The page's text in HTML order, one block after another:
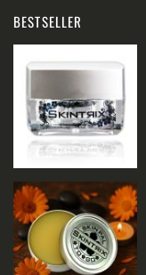
BESTSELLER